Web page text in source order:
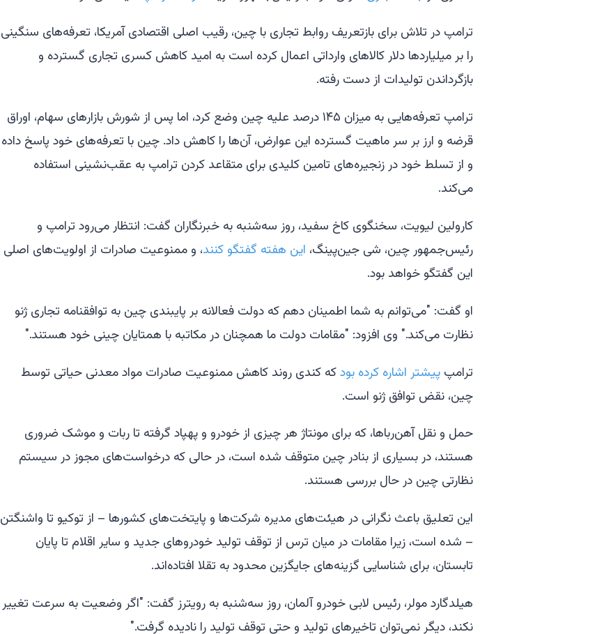
ترامپ در تلاش برای بازتعریف روابط تجاری با چین، رقیب اصلی اقتصادی آمریکا، تعرفه‌های سنگینی
را بر میلیاردها دلار کالاهای وارداتی اعمال کرده است به امید کاهش کسری تجاری گسترده و
بازگرداندن تولیدات از دست رفته.
ترامپ تعرفه‌هایی به میزان ۱۴۵ درصد علیه چین وضع کرد، اما پس از شورش بازارهای سهام، اوراق
قرضه و ارز بر سر ماهیت گسترده این عوارض، آن‌ها را کاهش داد. چین با تعرفه‌های خود پاسخ داده
و از تسلط خود در زنجیره‌های تامین کلیدی برای متقاعد کردن ترامپ به عقب‌نشینی استفاده
می‌کند.
کارولین لیویت، سخنگوی کاخ سفید، روز سه‌شنبه به خبرنگاران گفت: انتظار می‌رود ترامپ و
رئیس‌جمهور چین، شی جین‌پینگ، این هفته گفتگو کنند، و ممنوعیت صادرات از اولویت‌های اصلی
این گفتگو خواهد بود.
او گفت: "می‌توانم به شما اطمینان دهم که دولت فعالانه بر پایبندی چین به توافقنامه تجاری ژنو
نظارت می‌کند." وی افزود: "مقامات دولت ما همچنان در مکاتبه با همتایان چینی خود هستند."
ترامپ پیشتر اشاره کرده بودکه کندی روند کاهش ممنوعیت صادرات مواد معدنی حیاتی توسط
چین، نقض توافق ژنو است.
حمل و نقل آهن‌رباها، که برای مونتاژ هر چیزی از خودرو و پهپاد گرفته تا ربات و موشک ضروری
هستند، در بسیاری از بنادر چین متوقف شده است، در حالی که درخواست‌های مجوز در سیستم
نظارتی چین در حال بررسی هستند.
این تعلیق باعث نگرانی در هیئت‌های مدیره شرکت‌ها و پایتخت‌های کشورها – از توکیو تا واشنگتن
– شده است، زیرا مقامات در میان ترس از توقف تولید خودروهای جدید و سایر اقلام تا پایان
تابستان، برای شناسایی گزینه‌های جایگزین محدود به تقلا افتاده‌اند.
هیلدگارد مولر، رئیس لابی خودرو آلمان، روز سه‌شنبه به رویترز گفت: "اگر وضعیت به سرعت تغییر
نکند، دیگر نمی‌توان تاخیرهای تولید و حتی توقف تولید را نادیده گرفت."